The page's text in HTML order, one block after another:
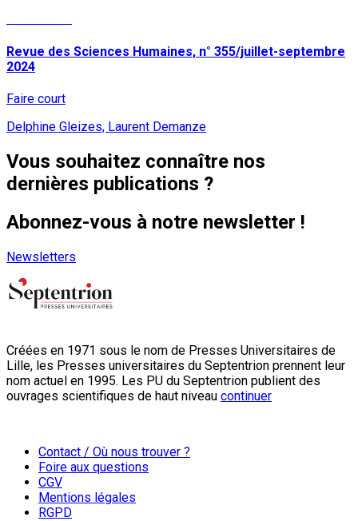
Revue des Sciences Humaines, n° 355/juillet-septembre
2024
Faire court
Delphine Gleizes, Laurent Demanze
Vous souhaitez connaître nos
dernières publications ?
Abonnez-vous à notre newsletter !
Newsletters
Créées en 1971 sous le nom de Presses Universitaires de
Lille, les Presses universitaires du Septentrion prennent leur
nom actuel en 1995. Les PU du Septentrion publient des
ouvrages scientifiques de haut niveau continuer
Contact / Où nous trouver ?
Foire aux questions
CGV
Mentions légales
RGPD